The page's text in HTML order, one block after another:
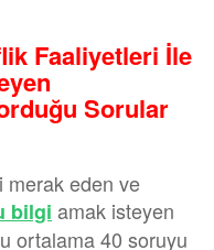
Faaliyetleri İle
Sorular
merak eden ve
bilgi amak isteyen
ortalama 40 soruyu